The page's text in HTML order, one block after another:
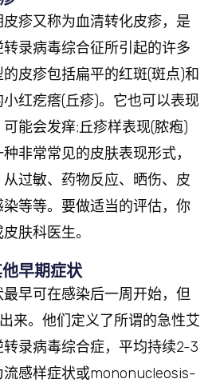
疹又称为血清转化皮疹，是
录病毒综合征所引起的许多
皮疹包括扁平的红斑(斑点)和
红疙瘩(丘疹)。它也可以表现
能会发痒;丘疹样表现(脓疱)
非常常见的皮肤表现形式，
过敏、药物反应、晒伤、皮
等等。要做适当的评估，你
肤科医生。
早期症状
早可在感染后一周开始，但
来。他们定义了所谓的急性艾
录病毒综合症，平均持续2-3
流感样症状或mononucleosis-